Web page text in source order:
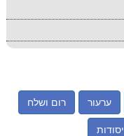
ערעור רום ושלח
יסודות